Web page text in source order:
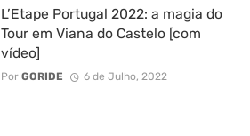
L’Etape Portugal 2022: a magia do
Tour em Viana do Castelo [com
vídeo]
Por GORIDE 6 de Julho, 2022